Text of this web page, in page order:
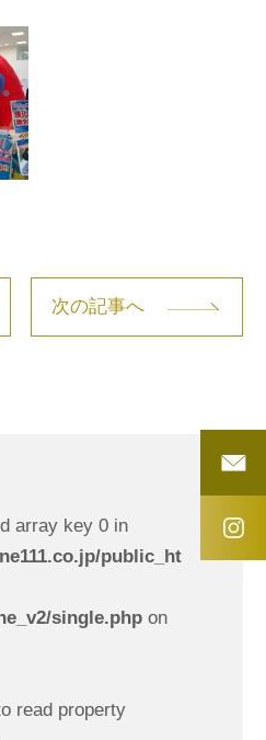
次の記事へ
array key 0 in
public_ht
single.phpon
read property